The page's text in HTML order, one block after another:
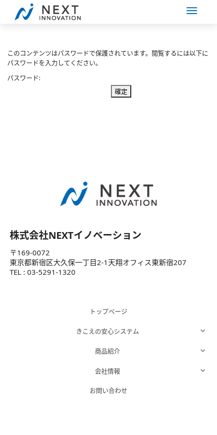
このコンテンツはパスワードで保護されています。閲覧するには以下に
パスワードを入力してください。
パスワード:
株式会社NEXTイノベーション
〒169-0072
東京都新宿区大久保一丁目2-1天翔オフィス東新宿207
TEL : 03-5291-1320
トップページ
きこえの安心システム
商品紹介
会社情報
お問い合わせ